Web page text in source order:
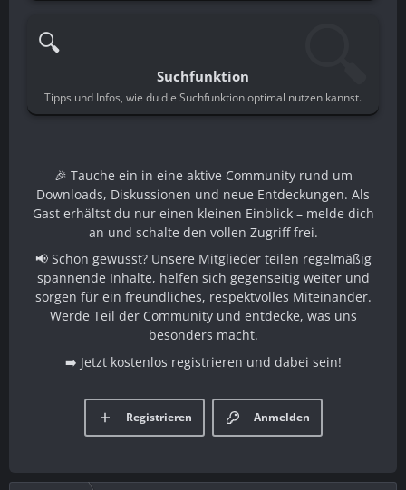
🔍
Suchfunktion
Tipps und Infos, wie du die Suchfunktion optimal nutzen kannst.
🎉 Tauche ein in eine aktive Community rund um
Downloads, Diskussionen und neue Entdeckungen. Als
Gast erhältst du nur einen kleinen Einblick – melde dich
an und schalte den vollen Zugriff frei.
📢 Schon gewusst? Unsere Mitglieder teilen regelmäßig
spannende Inhalte, helfen sich gegenseitig weiter und
sorgen für ein freundliches, respektvolles Miteinander.
Werde Teil der Community und entdecke, was uns
besonders macht.
➡️ Jetzt kostenlos registrieren und dabei sein!
Anmelden
Registrieren